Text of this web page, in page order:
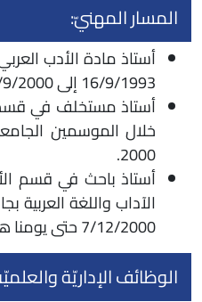
المسار المهنيّ:
أستاذ مادة الأدب
16/9/1993 إلى 25/9/2000.
أستاذ مستخلف في قسم
2000.
أستاذ باحث في قسم
الآداب واللغة العربية
7/12/2000 حتى يومنا هذا.
الوظائف الإداريّة والعلميّة: